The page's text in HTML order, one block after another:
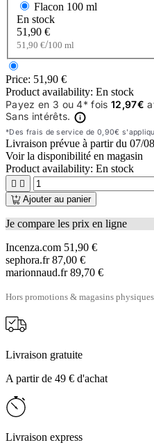
Flacon 100 ml
En stock
51,90 €
51,90 €/100 ml
Price: 51,90 €
Product availability: En stock
Livraison prévue à partir du 07/
Voir la disponibilité en magasin
Product availability: En stock
 
Ajouter au panier
Je compare les prix en ligne
Incenza.com 51,90 €
sephora.fr 87,00 €
marionnaud.fr 89,70 €
Hors promotions & magasins physiques
Livraison gratuite
A partir de 49 € d'achat
Livraison express